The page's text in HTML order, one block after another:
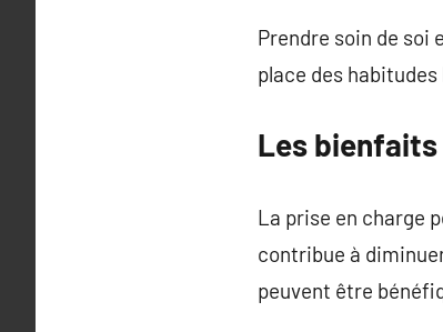
Prendre soin de soi
place des
Les
La prise en charge
contribue à
peuvent être